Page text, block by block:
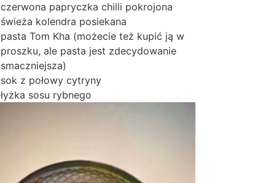
czerwona papryczka chilli pokrojona
świeża kolendra posiekana
pasta Tom Kha (możecie też kupić ją w
proszku, ale pasta jest zdecydowanie
smaczniejsza)
sok z połowy cytryny
łyżka sosu rybnego